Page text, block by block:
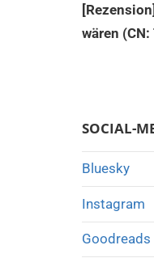
wären
SOCIAL-
Bluesky
Instagram
Goodreads